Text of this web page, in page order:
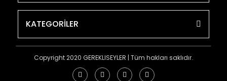
KATEGORİLER
Copyright 2020 GEREKLISEYLER | Tüm hakları saklıdır.